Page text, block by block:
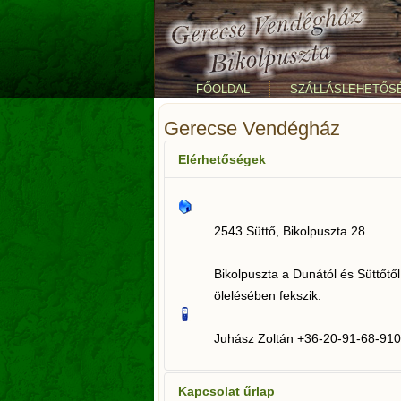
FŐOLDAL
Gerecse Vendégház
Elérhetőségek
2543 Süttő, Bikolpuszta 28
Bikolpuszta a Dunától és
ölelésében fekszik.
Juhász Zoltán +36-20-91-68-
Kapcsolat űrlap